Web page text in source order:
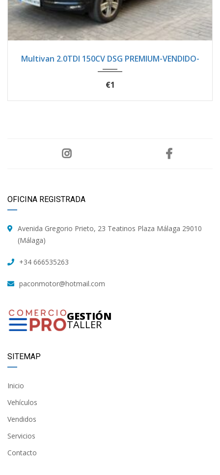
Multivan 2.0TDI 150CV DSG PREMIUM-VENDIDO-
€1
OFICINA REGISTRADA
Avenida Gregorio Prieto, 23 Teatinos Plaza Málaga 29010
(Málaga)
+34 666535263
paconmotor@hotmail.com
GESTIÓN
TALLER
SITEMAP
Inicio
Vehículos
Vendidos
Servicios
Contacto